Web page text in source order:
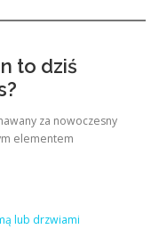
to dziś
za nowoczesny
elementem
lub drzwiami